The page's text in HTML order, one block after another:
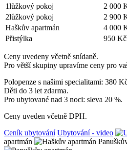
1lůžkový pokoj
2 000
2lůžkový pokoj
2 900
Haškův apartmán
4 000
Přistýlka
950 Kč
Ceny uvedeny včetně snídaně.
Pro větší skupiny upravíme ceny pro
Polopenze s našimi specialitami: 380
Děti do 3 let zdarma.
Pro ubytované nad 3 noci: sleva 20 %.
Ceny uveden včetně DPH.
Ceník ubytování Ubytování - video
apartmán